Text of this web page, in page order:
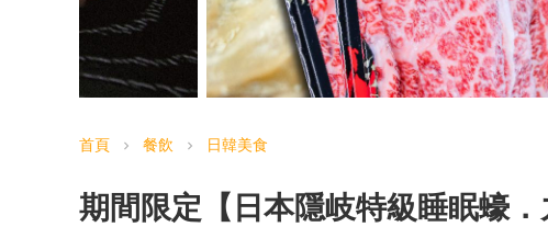
首頁 chevron_right 餐飲 chevron_right 日韓美食
期間限定【日本隱岐特級睡眠蠔